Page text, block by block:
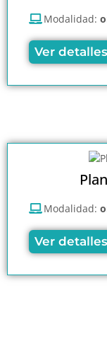
Modalidad:
Ver
Modalidad:
Ver